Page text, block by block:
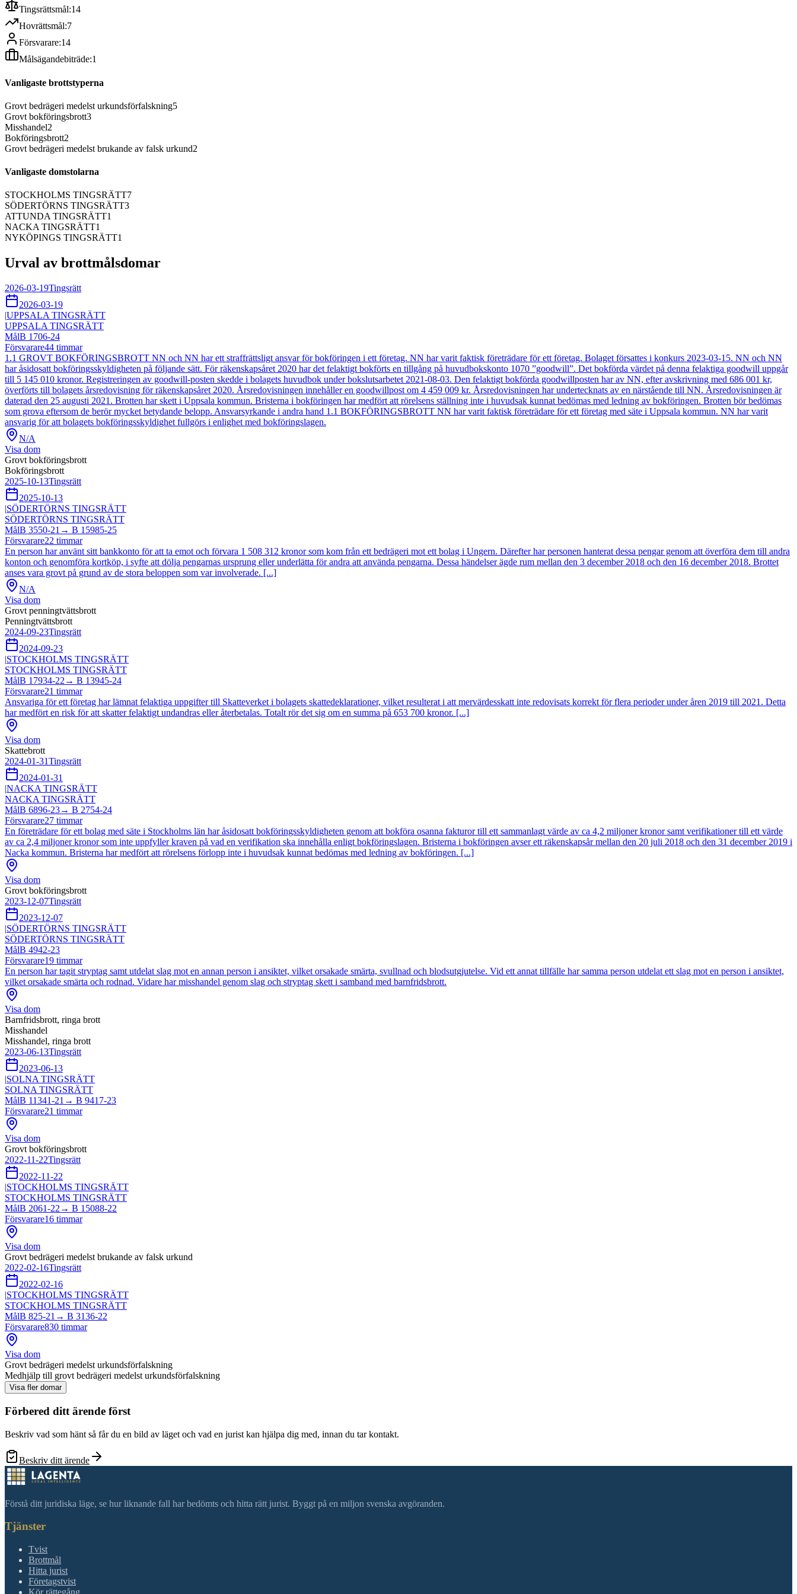
Tingsrättsmål:14
Hovrättsmål:7
Försvarare:14
Målsägandebiträde:1
Vanligaste brottstyperna
Grovt bedrägeri medelst urkundsförfalskning5
Grovt bokföringsbrott3
Misshandel2
Bokföringsbrott2
Grovt bedrägeri medelst brukande av falsk urkund2
Vanligaste domstolarna
STOCKHOLMS TINGSRÄTT7
SÖDERTÖRNS TINGSRÄTT3
ATTUNDA TINGSRÄTT1
NACKA TINGSRÄTT1
NYKÖPINGS TINGSRÄTT1
Urval av brottmålsdomar
2026-03-19Tingsrätt
2026-03-19
|UPPSALA TINGSRÄTT
UPPSALA TINGSRÄTT
MålB 1706-24
Försvarare44 timmar
1.1 GROVT BOKFÖRINGSBROTT NN och NN har ett straffrättsligt ansvar för bokföringen i ett företag. NN har varit faktisk företrädare för ett företag. Bolaget försattes i konkurs 2023-03-15. NN och NN
har åsidosatt bokföringsskyldigheten på följande sätt. För räkenskapsåret 2020 har det felaktigt bokförts en tillgång på huvudbokskonto 1070 ”goodwill”. Det bokförda värdet på denna felaktiga goodwill uppgår
till 5 145 010 kronor. Registreringen av goodwill-posten skedde i bolagets huvudbok under bokslutsarbetet 2021-08-03. Den felaktigt bokförda goodwillposten har av NN, efter avskrivning med 686 001 kr,
överförts till bolagets årsredovisning för räkenskapsåret 2020. Årsredovisningen innehåller en goodwillpost om 4 459 009 kr. Årsredovisningen har undertecknats av en närstående till NN. Årsredovisningen är
daterad den 25 augusti 2021. Brotten har skett i Uppsala kommun. Bristerna i bokföringen har medfört att rörelsens ställning inte i huvudsak kunnat bedömas med ledning av bokföringen. Brotten bör bedömas
som grova eftersom de berör mycket betydande belopp. Ansvarsyrkande i andra hand 1.1 BOKFÖRINGSBROTT NN har varit faktisk företrädare för ett företag med säte i Uppsala kommun. NN har varit
ansvarig för att bolagets bokföringsskyldighet fullgörs i enlighet med bokföringslagen.
N/A
Visa dom
Grovt bokföringsbrott
Bokföringsbrott
2025-10-13Tingsrätt
2025-10-13
|SÖDERTÖRNS TINGSRÄTT
SÖDERTÖRNS TINGSRÄTT
MålB 3550-21 → B 15985-25
Försvarare22 timmar
En person har använt sitt bankkonto för att ta emot och förvara 1 508 312 kronor som kom från ett bedrägeri mot ett bolag i Ungern. Därefter har personen hanterat dessa pengar genom att överföra dem till andra
konton och genomföra kortköp, i syfte att dölja pengarnas ursprung eller underlätta för andra att använda pengarna. Dessa händelser ägde rum mellan den 3 december 2018 och den 16 december 2018. Brottet
anses vara grovt på grund av de stora beloppen som var involverade. [...]
N/A
Visa dom
Grovt penningtvättsbrott
Penningtvättsbrott
2024-09-23Tingsrätt
2024-09-23
|STOCKHOLMS TINGSRÄTT
STOCKHOLMS TINGSRÄTT
MålB 17934-22 → B 13945-24
Försvarare21 timmar
Ansvariga för ett företag har lämnat felaktiga uppgifter till Skatteverket i bolagets skattedeklarationer, vilket resulterat i att mervärdesskatt inte redovisats korrekt för flera perioder under åren 2019 till 2021. Detta
har medfört en risk för att skatter felaktigt undandras eller återbetalas. Totalt rör det sig om en summa på 653 700 kronor. [...]
Visa dom
Skattebrott
2024-01-31Tingsrätt
2024-01-31
|NACKA TINGSRÄTT
NACKA TINGSRÄTT
MålB 6896-23→ B 2754-24
Försvarare27 timmar
En företrädare för ett bolag med säte i Stockholms län har åsidosatt bokföringsskyldigheten genom att bokföra osanna fakturor till ett sammanlagt värde av ca 4,2 miljoner kronor samt verifikationer till ett värde
av ca 2,4 miljoner kronor som inte uppfyller kraven på vad en verifikation ska innehålla enligt bokföringslagen. Bristerna i bokföringen avser ett räkenskapsår mellan den 20 juli 2018 och den 31 december 2019 i
Nacka kommun. Bristerna har medfört att rörelsens förlopp inte i huvudsak kunnat bedömas med ledning av bokföringen. [...]
Visa dom
Grovt bokföringsbrott
2023-12-07Tingsrätt
2023-12-07
|SÖDERTÖRNS TINGSRÄTT
SÖDERTÖRNS TINGSRÄTT
MålB 4942-23
Försvarare19 timmar
En person har tagit stryptag samt utdelat slag mot en annan person i ansiktet, vilket orsakade smärta, svullnad och blodsutgjutelse. Vid ett annat tillfälle har samma person utdelat ett slag mot en person i ansiktet,
vilket orsakade smärta och rodnad. Vidare har misshandel genom slag och stryptag skett i samband med barnfridsbrott.
Visa dom
Barnfridsbrott, ringa brott
Misshandel
Misshandel, ringa brott
2023-06-13Tingsrätt
2023-06-13
|SOLNA TINGSRÄTT
SOLNA TINGSRÄTT
MålB 11341-21 → B 9417-23
Försvarare21 timmar
Visa dom
Grovt bokföringsbrott
2022-11-22Tingsrätt
2022-11-22
|STOCKHOLMS TINGSRÄTT
STOCKHOLMS TINGSRÄTT
MålB 2061-22 → B 15088-22
Försvarare16 timmar
Visa dom
Grovt bedrägeri medelst brukande av falsk urkund
2022-02-16Tingsrätt
2022-02-16
|STOCKHOLMS TINGSRÄTT
STOCKHOLMS TINGSRÄTT
MålB 825-21 → B 3136-22
Försvarare830 timmar
Visa dom
Grovt bedrägeri medelst urkundsförfalskning
Medhjälp till grovt bedrägeri medelst urkundsförfalskning
Visa fler domar
Förbered ditt ärende först
Beskriv vad som hänt så får du en bild av läget och vad en jurist kan hjälpa dig med, innan du tar kontakt.
Beskriv ditt ärende
Förstå ditt juridiska läge, se hur liknande fall har bedömts och hitta rätt jurist. Byggt på en miljon svenska avgöranden.
Tjänster
Tvist
Brottmål
Hitta jurist
Företagstvist
Kör rättegång